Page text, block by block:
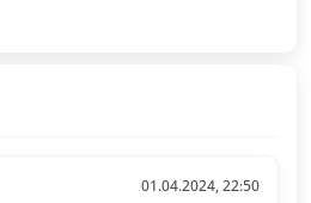
01.04.2024, 22:50